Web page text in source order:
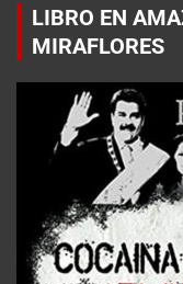
LIBRO EN
MIRAFLORES